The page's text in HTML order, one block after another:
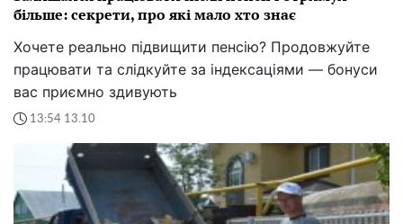
більше: секрети, про які мало хто знає
Хочете реально підвищити пенсію? Продовжуйте
працювати та слідкуйте за індексаціями — бонуси
вас приємно здивують
13:54 13.10